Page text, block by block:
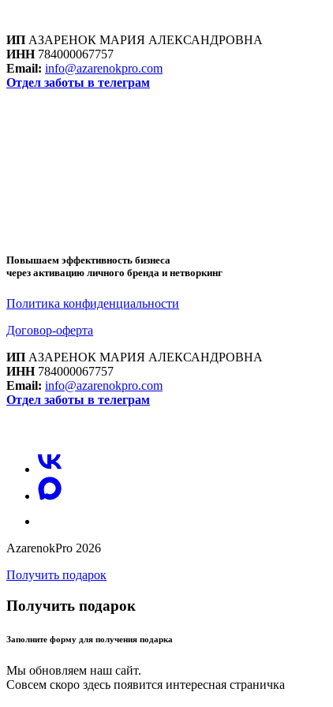
ИП АЗАРЕНОК МАРИЯ АЛЕКСАНДРОВНА
ИНН784000067757
Email: info@azarenokpro.com
Отдел заботы в телеграм
Повышаем эффективность бизнеса
через активацию личного бренда и нетворкинг
Политика конфиденциальности
Договор-оферта
ИП АЗАРЕНОК МАРИЯ АЛЕКСАНДРОВНА
ИНН784000067757
Email: info@azarenokpro.com
Отдел заботы в телеграм
AzarenokPro 2026
Получить подарок
Получить подарок
Заполните форму для получения подарка
Мы обновляем наш сайт.
Совсем скоро здесь появится интересная страничка